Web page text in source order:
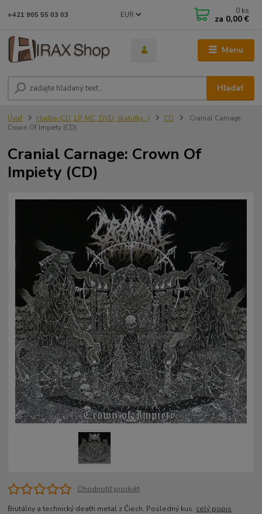
Menu
EUR
Hľadať
+421 905 55 03 03 0 ks
za 0,00 €
Úvod Hudba (CD, LP, MC, DVD, škatuľky...) CD
Cranial Carnage:
Crown Of Impiety (CD)
Cranial Carnage: Crown Of
Impiety (CD)
Ohodnotiť produkt
Brutálny a technický death metal z Čiech. Posledný kus. celý popis